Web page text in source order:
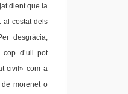
dient que la
al costat dels
desgràcia,
cop d’ull pot
civil» com a
morenet o